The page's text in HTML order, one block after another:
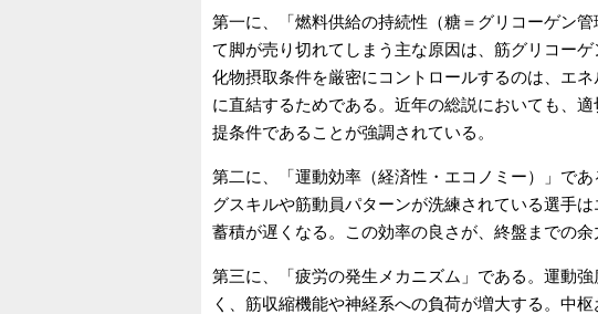
第一に、「燃料供給の持続性（糖＝グリコーゲン
て脚が売り切れてしまう主な原因は、筋グリコー
化物摂取条件を厳密にコントロールするのは、エ
に直結するためである。近年の総説においても、
提条件であることが強調されている。
第二に、「運動効率（経済性・エコノミー）」で
グスキルや筋動員パターンが洗練されている選手
蓄積が遅くなる。この効率の良さが、終盤までの余
第三に、「疲労の発生メカニズム」である。運動
く、筋収縮機能や神経系への負荷が増大する。中